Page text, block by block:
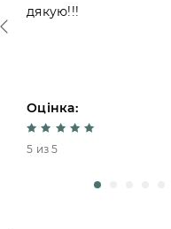
дякую!!!
Оцінка:
5 из 5